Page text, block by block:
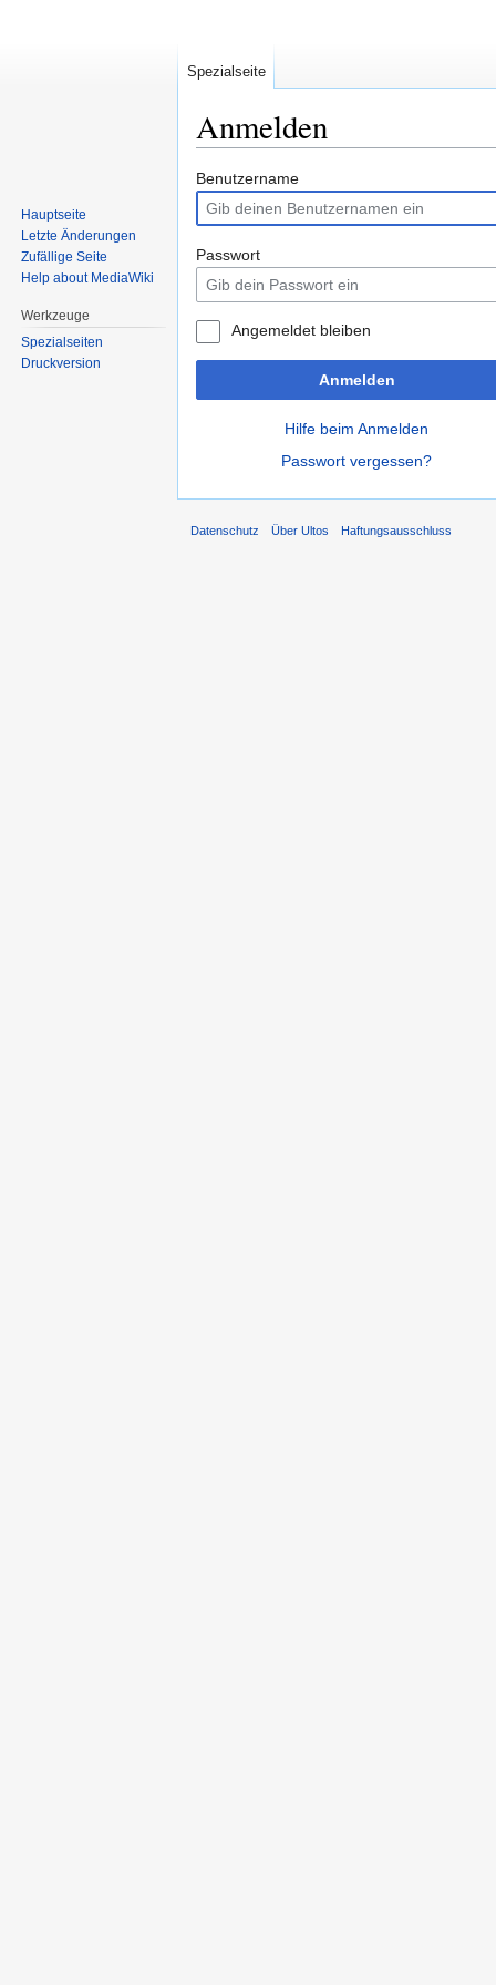
Anmelden
Zur
Navigation
springen
Zur
Suche
springen
Benutzername
Passwort
Angemeldet bleiben
Anmelden
Hilfe beim Anmelden
Passwort vergessen?
Spezialseite
Hauptseite
Letzte Änderungen
Zufällige Seite
Help about MediaWiki
Werkzeuge
Spezialseiten
Druckversion
Datenschutz Über Ultos Haftungsausschluss